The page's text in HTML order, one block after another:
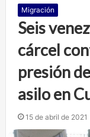
Migración
Seis
cárcel
presión
asilo en
15 de abril de 2021